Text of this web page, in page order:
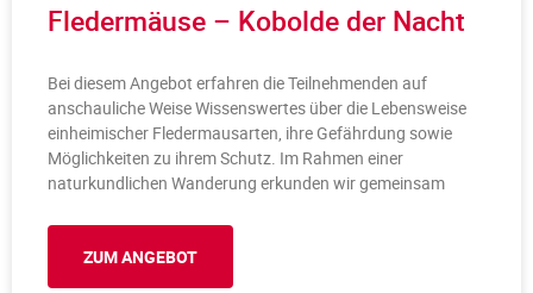
Fledermäuse – Kobolde der Nacht
Bei diesem Angebot erfahren die Teilnehmenden auf
anschauliche Weise Wissenswertes über die Lebensweise
einheimischer Fledermausarten, ihre Gefährdung sowie
Möglichkeiten zu ihrem Schutz. Im Rahmen einer
naturkundlichen Wanderung erkunden wir gemeinsam
ZUM ANGEBOT